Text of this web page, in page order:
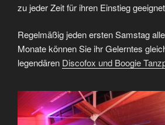
zu jeder Zeit für ihren Einstieg
Regelmäßig jeden ersten Samstag
Monate können Sie ihr Gelerntes
legendären Discofox und Boogie